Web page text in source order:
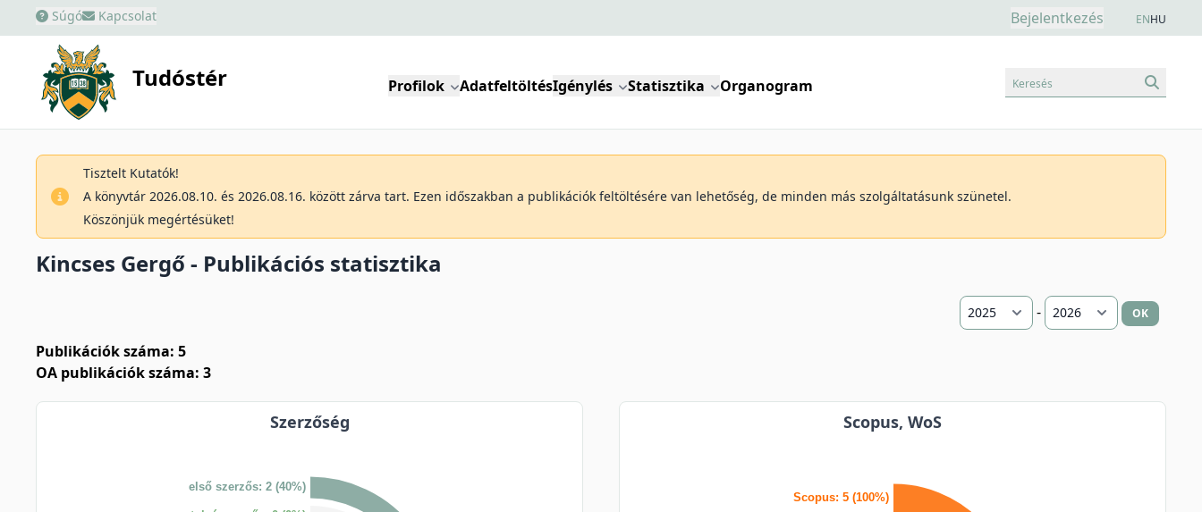
Súgó Kapcsolat Bejelentkezés ENHU
Tudóstér Profilok AdatfeltöltésIgénylés Statisztika Organogram Keresés
Tisztelt Kutatók!
A könyvtár 2026.08.10. és 2026.08.16. között zárva tart. Ezen időszakban a publikációk feltöltésére van lehetőség, de minden más szolgáltatásunk szünetel.
Köszönjük megértésüket!
Kincses Gergő - Publikációs statisztika
- OK
Publikációk száma: 5
OA publikációk száma: 3
Szerzőség
első szerzős: 2 (40%)
Scopus, WoS
Scopus: 5 (100%)